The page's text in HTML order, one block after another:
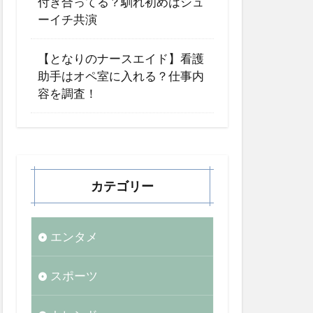
ーイチ共演
【となりのナースエイド】看護
助手はオペ室に入れる？仕事内
容を調査！
カテゴリー
エンタメ
スポーツ